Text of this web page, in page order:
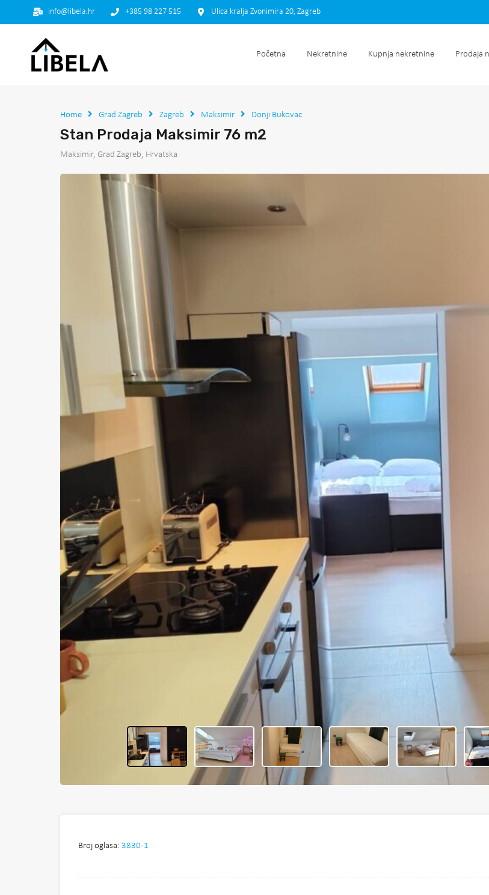
Početna Nekretnine Kupnja nekretnine
info@libela.hr +385 98 227 515 Ulica kralja Zvonimira 20, Zagreb
Početna Nekretnine Kupnja nekretnine Prodaja
Home Grad Zagreb Zagreb Maksimir Donji Bukovac
Stan Prodaja Maksimir 76 m2
Maksimir, Grad Zagreb, Hrvatska
Broj oglasa: 3830-1